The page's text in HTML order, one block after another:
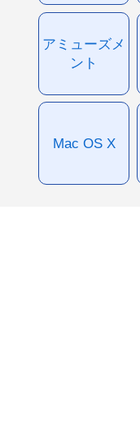
アミューズメ
ント
Mac OS X